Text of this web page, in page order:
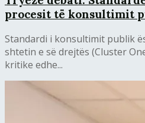
procesit të konsultimit
Standardi i konsultimit publik
shtetin e së drejtës (Cluster
kritike edhe...